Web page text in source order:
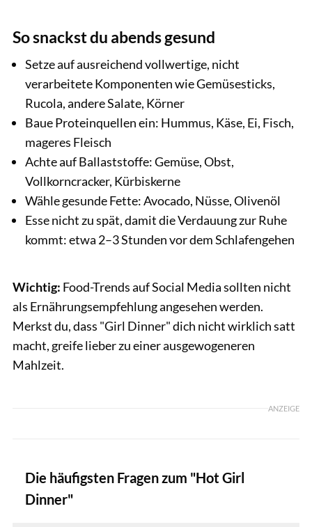
So snackst du abends gesund
Setze auf ausreichend vollwertige, nicht
verarbeitete Komponenten wie Gemüsesticks,
Rucola, andere Salate, Körner
Baue Proteinquellen ein: Hummus, Käse, Ei, Fisch,
mageres Fleisch
Achte auf Ballaststoffe: Gemüse, Obst,
Vollkorncracker, Kürbiskerne
Wähle gesunde Fette: Avocado, Nüsse, Olivenöl
Esse nicht zu spät, damit die Verdauung zur Ruhe
kommt: etwa 2–3 Stunden vor dem Schlafengehen
Wichtig: Food-Trends auf Social Media sollten nicht
als Ernährungsempfehlung angesehen werden.
Merkst du, dass "Girl Dinner" dich nicht wirklich satt
macht, greife lieber zu einer ausgewogeneren
Mahlzeit.
ANZEIGE
Die häufigsten Fragen zum "Hot Girl
Dinner"